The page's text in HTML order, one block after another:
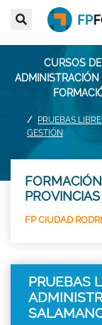
CURSOS
PRUEBAS
GESTIÓN
FP CIUDAD
PRUEBAS